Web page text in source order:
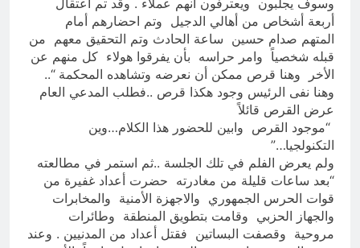
وسوف يجلبون ويعترفون أنهم عملاء . وقد تم اعتقال
أربعة أشخاص من أهالي الدجيل وتم احضارهم أمام
المتهم صدام حسين ساعة الحادث وتم التحقيق معهم من
قبله شخصياً وامر حراسه بأن يفرقوا هولاء كل منهم عن
الأخر وهنا قرص ممكن أن نعرضه وتشاهده المحكمة “..
وهنا نفى الرئيس وجود هكذا قرص ..فطلب المدعي العام
عرض القرص قائلاً
“موجود القرص وابين للحضور هذا الكلام…وين
التكنولجيا…”
ولم يعرض الفلم في تلك الجلسة ..ثم استمر في مطالعته
“بعد ساعات قليلة من مغادرته حضرت أعداد غفيرة من
قوات الحرس الجمهوري والاجهزة الأمنية والمخابرات
والجهاز الحزبي وقامت بتطويق المنطقة وطائرات
مروحية وقصفت البساتين فقتل أعداد من المدنيين . وعند